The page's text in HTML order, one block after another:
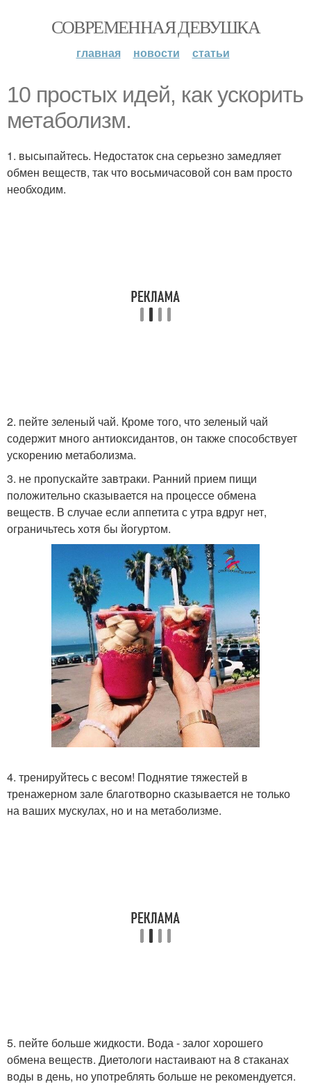
СОВРЕМЕННАЯ ДЕВУШКА
главная новости статьи
10 простых идей, как ускорить
метаболизм.
1. высыпайтесь. Недостаток сна серьезно замедляет
обмен веществ, так что восьмичасовой сон вам просто
необходим.
2. пейте зеленый чай. Кроме того, что зеленый чай
содержит много антиоксидантов, он также способствует
ускорению метаболизма.
3. не пропускайте завтраки. Ранний прием пищи
положительно сказывается на процессе обмена
веществ. В случае если аппетита с утра вдруг нет,
ограничьтесь хотя бы йогуртом.
4. тренируйтесь с весом! Поднятие тяжестей в
тренажерном зале благотворно сказывается не только
на ваших мускулах, но и на метаболизме.
5. пейте больше жидкости. Вода - залог хорошего
обмена веществ. Диетологи настаивают на 8 стаканах
воды в день, но употреблять больше не рекомендуется.